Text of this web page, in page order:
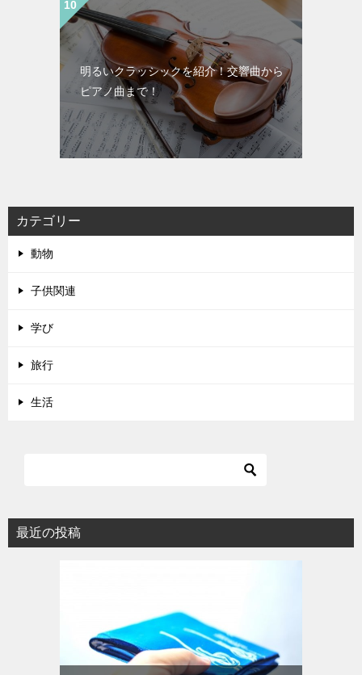
明るいクラッシックを紹介！交響曲から
ピアノ曲まで！
カテゴリー
動物
子供関連
学び
旅行
生活
最近の投稿